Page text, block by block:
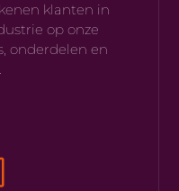
klanten in
op onze
onderdelen en